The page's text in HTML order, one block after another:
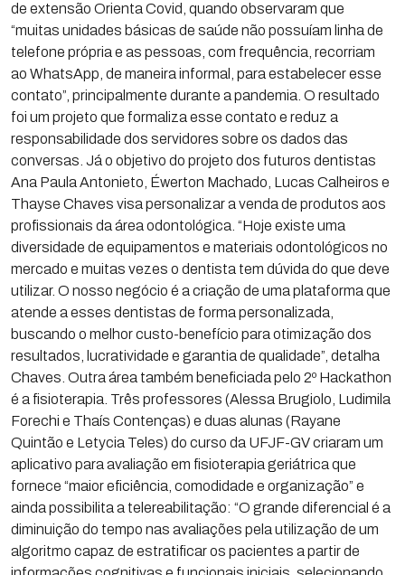
de extensão Orienta Covid, quando observaram que
“muitas unidades básicas de saúde não possuíam linha de
telefone própria e as pessoas, com frequência, recorriam
ao WhatsApp, de maneira informal, para estabelecer esse
contato”, principalmente durante a pandemia. O resultado
foi um projeto que formaliza esse contato e reduz a
responsabilidade dos servidores sobre os dados das
conversas. Já o objetivo do projeto dos futuros dentistas
Ana Paula Antonieto, Éwerton Machado, Lucas Calheiros e
Thayse Chaves visa personalizar a venda de produtos aos
profissionais da área odontológica. “Hoje existe uma
diversidade de equipamentos e materiais odontológicos no
mercado e muitas vezes o dentista tem dúvida do que deve
utilizar. O nosso negócio é a criação de uma plataforma que
atende a esses dentistas de forma personalizada,
buscando o melhor custo-benefício para otimização dos
resultados, lucratividade e garantia de qualidade”, detalha
Chaves. Outra área também beneficiada pelo 2º Hackathon
é a fisioterapia. Três professores (Alessa Brugiolo, Ludimila
Forechi e Thaís Contenças) e duas alunas (Rayane
Quintão e Letycia Teles) do curso da UFJF-GV criaram um
aplicativo para avaliação em fisioterapia geriátrica que
fornece “maior eficiência, comodidade e organização” e
ainda possibilita a telereabilitação: “O grande diferencial é a
diminuição do tempo nas avaliações pela utilização de um
algoritmo capaz de estratificar os pacientes a partir de